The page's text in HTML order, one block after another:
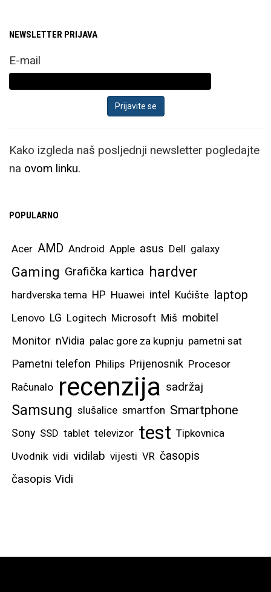
NEWSLETTER PRIJAVA
E-mail
Kako izgleda naš posljednji newsletter pogledajte
na ovom linku.
POPULARNO
Acer AMD Android Apple asus Dell galaxy
Gaming Grafička kartica hardver
hardverska tema HP Huawei intel Kućište laptop
Lenovo LG Logitech Microsoft Miš mobitel
Monitor nVidia palac gore za kupnju pametni sat
Pametni telefon Philips Prijenosnik Procesor
Računalo recenzija sadržaj
Samsung slušalice smartfon Smartphone
Sony SSD tablet televizor test Tipkovnica
Uvodnik vidi vidilab vijesti VR časopis
časopis Vidi